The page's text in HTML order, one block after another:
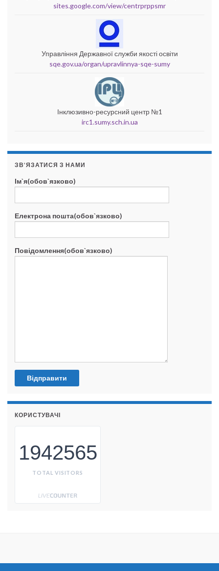
sites.google.com/view/centrprppsmr
Управління Державної служби якості освіти
sqe.gov.ua/organ/upravlinnya-sqe-sumy
Інклюзивно-ресурсний центр №1
irc1.sumy.sch.in.ua
ЗВ’ЯЗАТИСЯ З НАМИ
Ім`я(обов`язково)
Електрона пошта(обов`язково)
Повідомлення(обов`язково)
КОРИСТУВАЧІ
1942565
TOTAL VISITORS